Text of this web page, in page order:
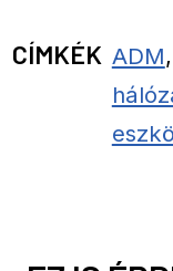
CÍMKÉK ADM,